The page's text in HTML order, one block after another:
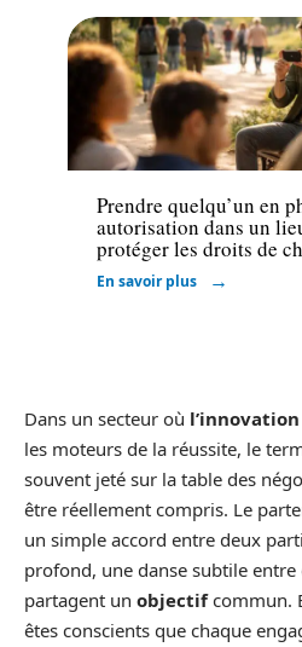
Marketing
Prendre quelqu’un en
autorisation dans un
protéger les droits de
En savoir plus
Dans un secteur où l’innovation
les moteurs de la réussite, le
souvent jeté sur la table des
être réellement compris. Le
un simple accord entre deux
profond, une danse subtile
partagent un objectifcommun.
êtes conscients que chaque